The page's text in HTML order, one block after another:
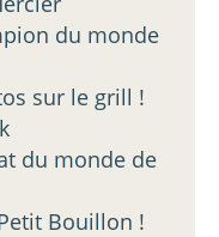
du monde
sur le grill !
du monde de
Bouillon !